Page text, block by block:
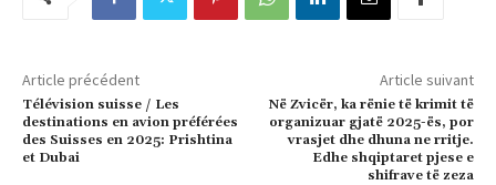
Article précédent
Télévision suisse / Les
destinations en avion préférées
des Suisses en 2025: Prishtina
et Dubai
Article suivant
Në Zvicër, ka rënie të krimit të
organizuar gjatë 2025-ës, por
vrasjet dhe dhuna ne rritje.
Edhe shqiptaret pjese e
shifrave të zeza